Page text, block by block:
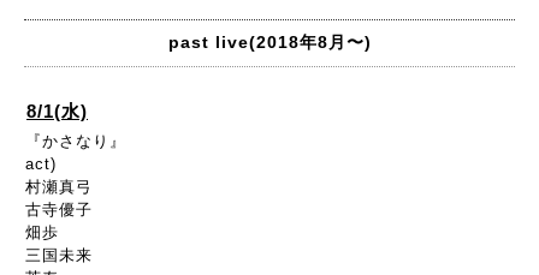
past live(2018年8月〜)
8/1(水)
『かさなり』
act)
村瀬真弓
古寺優子
畑歩
三国未来